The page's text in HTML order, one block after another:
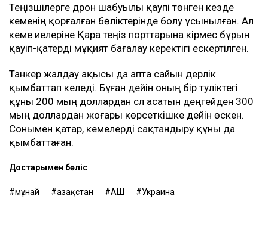
Теңізшілерге дрон шабуылы қаупі төнген кезде
кеменің қорғалған бөліктерінде болу ұсынылған. Ал
кеме иелеріне Қара теңіз порттарына кірмес бұрын
қауіп-қатерді мұқият бағалау керектігі ескертілген.
Танкер жалдау ақысы да апта сайын дерлік
қымбаттап келеді. Бұған дейін оның бір тәуліктегі
құны 200 мың доллардан сәл асатын деңгейден 300
мың доллардан жоғары көрсеткішке дейін өскен.
Сонымен қатар, кемелерді сақтандыру құны да
қымбаттаған.
Достарыңмен бөліс
мұнай Қазақстан АҚШ Украина